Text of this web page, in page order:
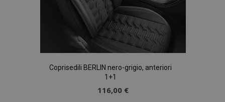
Coprisedili BERLIN nero-grigio, anteriori
1+1
116,00 €